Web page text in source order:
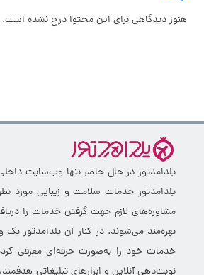
هنوز دیدگاهی برای این محتوا درج نشده است.
یلدامدتور در حال حاضر تنها وب‌سایت
یلدامدتور خدمات سلامت و زیبایی مورد
مشاوره‌های لازم جهت گرفتن خدمات را
بهره‌مند می‌شوند. در کنار آن یلدامدتور
خدمات خود را به‌صورت حرفه‌ای معرفی
نوبت‌دهی آنلاین و ابزارهای تبلیغاتی